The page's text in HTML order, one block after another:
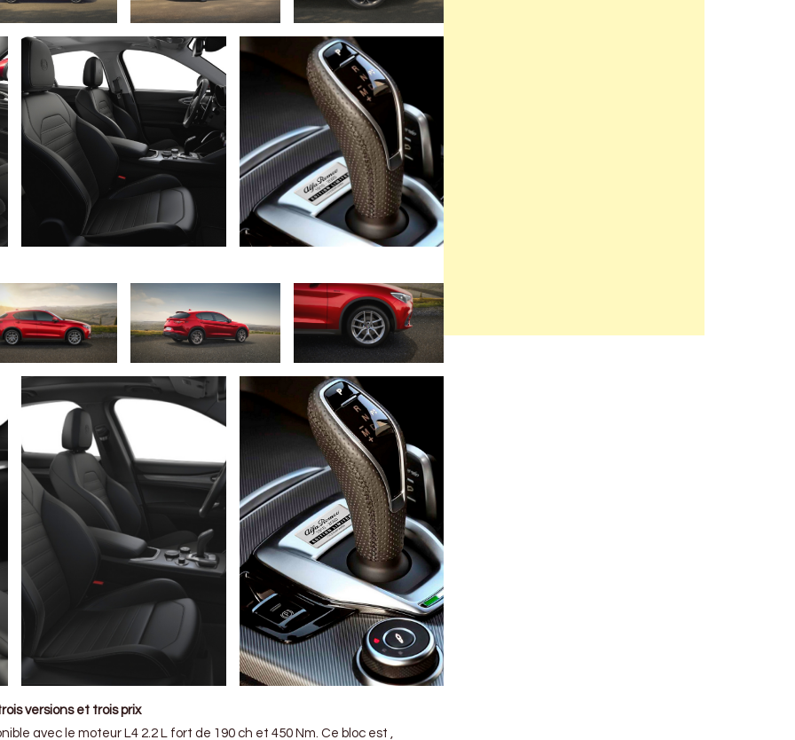
versions et trois prix
avec le moteur L4 2.2 L fort de 190 ch et 450 Nm. Ce bloc est ,